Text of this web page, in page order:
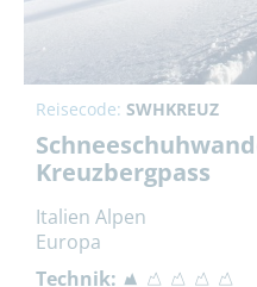
Reisecode: SWHKREUZ
Kreuzbergpass
Italien Alpen
Europa
Technik: